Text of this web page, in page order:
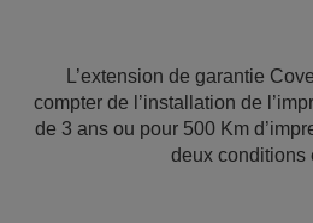
L’extension de garantie
compter de l’installation de
de 3 ans ou pour 500 Km
deux conditions